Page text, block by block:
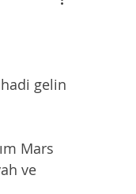
gelin
Mars
ve